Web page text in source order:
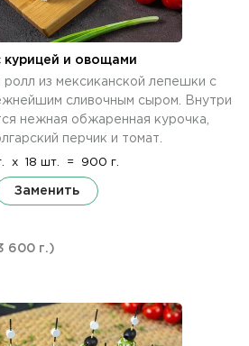
курицей и овощами
из мексиканской лепешки с
сливочным сыром. Внутри
нежная обжаренная курочка,
перчик и томат.
x 18 шт. = 900 г.
Заменить
600 г.)